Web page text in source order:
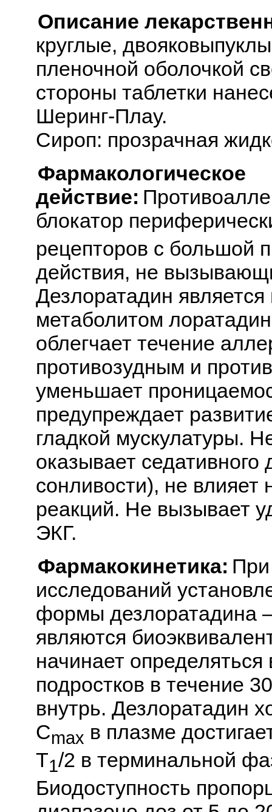
Описание
круглые,
пленочной оболочкой
стороны таблетки
Шеринг-Плау.
Сироп: прозрачная
Фармакологическое
действие:
блокатор
рецепторов с большой
действия, не
Дезлоратадин
метаболитом
облегчает течение
противозудным и
уменьшает
предупреждает
гладкой мускулатуры.
оказывает
сонливости), не влияет
реакций. Не вызывает
ЭКГ.
Фармакокинетика:
исследований
формы дезлоратадина
являются
начинает
подростков в течение
внутрь. Дезлоратадин
Cmax в плазме
Т1/2 в терминальной
Биодоступность